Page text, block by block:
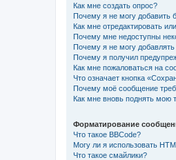
Как мне создать опрос?
Почему я не могу добавить
Как мне отредактировать
Почему мне недоступны
Почему я не могу
Почему я получил
Как мне пожаловаться на
Что означает кнопка
Почему моё сообщение
Как мне вновь поднять мою
Форматирование
Что такое BBCode?
Могу ли я использовать
Что такое смайлики?